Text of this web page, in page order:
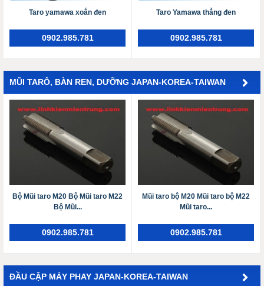
Taro yamawa xoắn đen
0902.985.781
Taro Yamawa thẳng đen
0902.985.781
MŨI TARÔ, BÀN REN, DƯỠNG JAPAN-KOREA-TAIWAN
Bộ Mũi taro M20 Bộ Mũi taro M22
Bộ Mũi...
0902.985.781
Mũi taro bộ M20 Mũi taro bộ M22
Mũi taro...
0902.985.781
ĐẦU CẶP MÁY PHAY JAPAN-KOREA-TAIWAN